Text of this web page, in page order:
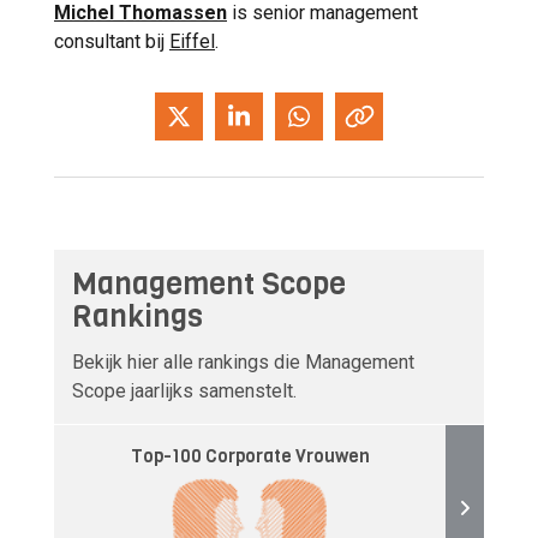
Michel Thomassen is senior management
consultant bij Eiffel.
Management Scope
Rankings
Bekijk hier alle rankings die Management
Scope jaarlijks samenstelt.
Top-100 Corporate Vrouwen